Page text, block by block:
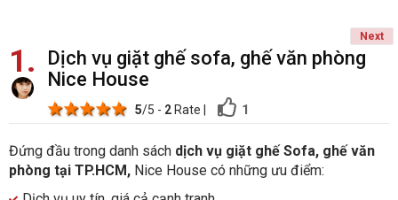
Next
1
Dịch vụ giặt ghế sofa, ghế văn phòng
Nice House
5 stars
4 stars
3 stars
2 stars
1 star 5/5 - 2Rate 1
Đứng đầu trong danh sách dịch vụ giặt ghế Sofa, ghế văn
phòng tại TP.HCM, Nice House có những ưu điểm: